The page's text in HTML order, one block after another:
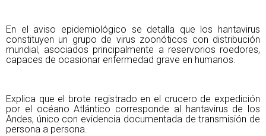
En el aviso epidemiológico se detalla que los hantavirus
constituyen un grupo de virus zoonóticos con distribución
mundial, asociados principalmente a reservorios roedores,
capaces de ocasionar enfermedad grave en humanos.
Explica que el brote registrado en el crucero de expedición
por el océano Atlántico corresponde al hantavirus de los
Andes, único con evidencia documentada de transmisión de
persona a persona.